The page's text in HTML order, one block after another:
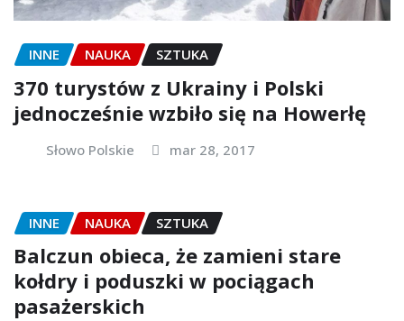
INNE NAUKA SZTUKA
370 turystów z Ukrainy i Polski
jednocześnie wzbiło się na Howerłę
Słowo Polskie mar 28, 2017
INNE NAUKA SZTUKA
Balczun obieca, że zamieni stare
kołdry i poduszki w pociągach
pasażerskich